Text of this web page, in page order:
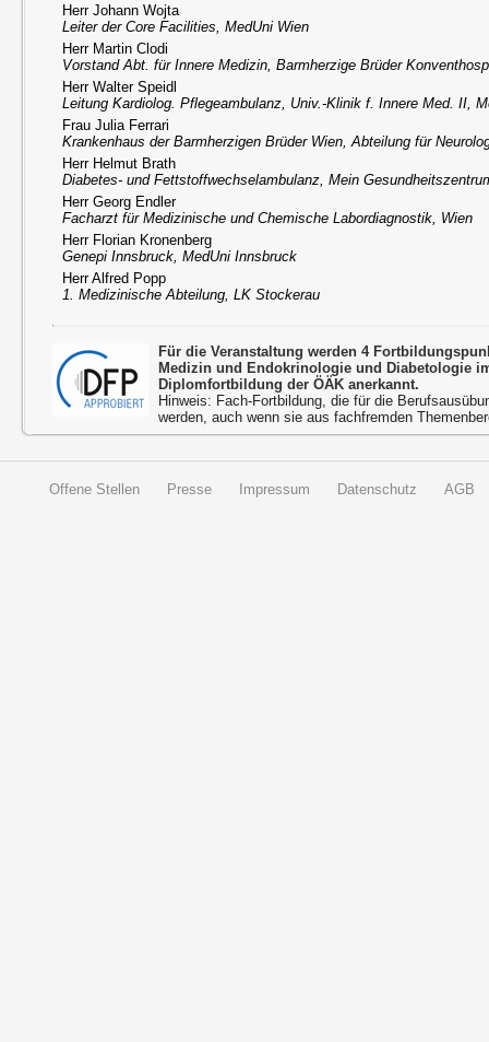
Herr Johann Wojta
Leiter der Core Facilities, MedUni Wien
Herr Martin Clodi
Vorstand Abt. für Innere Medizin, Barmherzige Brüder
Herr Walter Speidl
Leitung Kardiolog. Pflegeambulanz, Univ.-Klinik f. Innere Med. II,
Frau Julia Ferrari
Krankenhaus der Barmherzigen Brüder Wien, Abteilung für
Herr Helmut Brath
Diabetes- und Fettstoffwechselambulanz, Mein
Herr Georg Endler
Facharzt für Medizinische und Chemische Labordiagnostik, Wien
Herr Florian Kronenberg
Genepi Innsbruck, MedUni Innsbruck
Herr Alfred Popp
1. Medizinische Abteilung, LK Stockerau
Für die Veranstaltung werden 4
Medizin und Endokrinologie und Diabetologie
Diplomfortbildung der ÖÄK anerkannt.
Hinweis: Fach-Fortbildung, die für die
werden, auch wenn sie aus fachfremden
Offene Stellen Presse Impressum Datenschutz AGB